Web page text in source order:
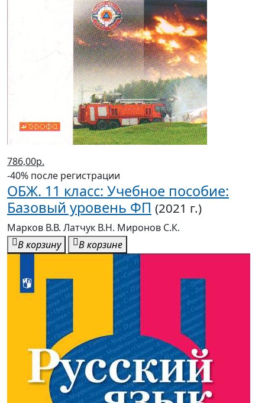
786,00р.
-40% после регистрации
ОБЖ. 11 класс: Учебное пособие:
Базовый уровень ФП (2021 г.)
Марков В.В. Латчук В.Н. Миронов С.К.
В корзину
В корзине